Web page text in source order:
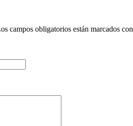
campos obligatorios están marcados con